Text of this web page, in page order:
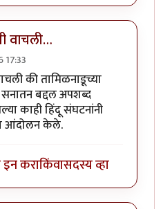
वाचली…
17:33
की तामिळनाडूच्या
बद्दल अपशब्द
काही हिंदू संघटनांनी
आंदोलन केले.
कराकिंवासदस्य व्हा